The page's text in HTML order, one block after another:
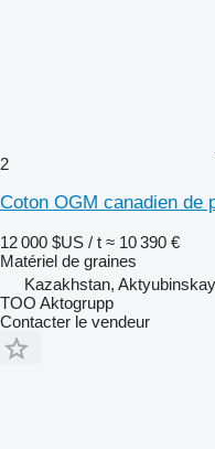
2
Coton OGM canadien de
12 000 $US / t ≈ 10 390 €
Matériel de graines
Kazakhstan,
TOO Aktogrupp
Contacter le vendeur